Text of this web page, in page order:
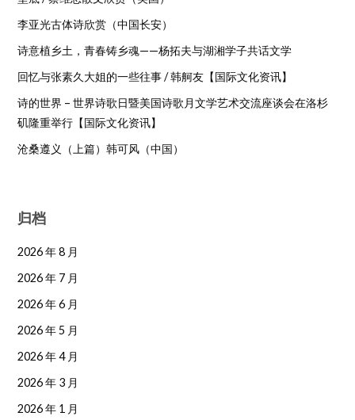
李亚光古体诗欣赏（中国长安）
诗意植乡土，青春铸乡魂——杨拓夫与湖湘学子共话文学
回忆与张素久大姐的一些往事 / 韩舸友【国际文化资讯】
诗的世界 – 世界诗歌日暨美国诗歌月文学艺术交流座谈会在洛杉
矶隆重举行【国际文化资讯】
沧桑遵义（上篇）韩可风（中国）
归档
2026 年 8 月
2026 年 7 月
2026 年 6 月
2026 年 5 月
2026 年 4 月
2026 年 3 月
2026 年 1 月